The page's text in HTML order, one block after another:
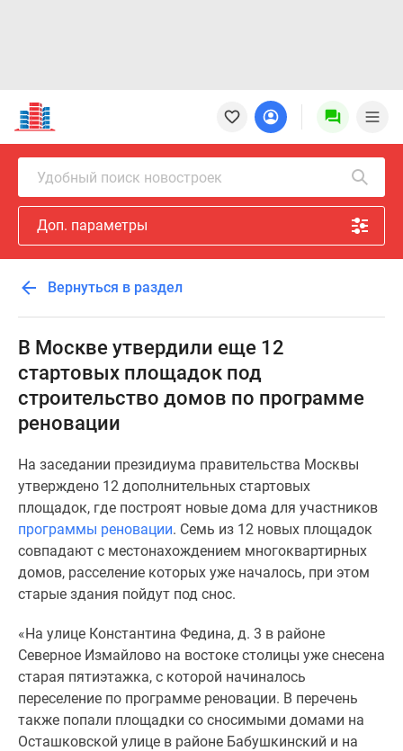
Новостройки
Квартиры
Ипотека
Новостройки
Москвы
Новостройки
Подмосковья
Новостройки
Москвы
Готовые
новостройки
Новостройки
карте
Специальные
Коммерческие
помещения
Продавцы
застройщики
Панорамы
новостроек
новостроек
Экспертиза
новостроек
Экология
Москвы
Удобный поиск новостроек
Доп. параметры
Вернуться в раздел
В Москве утвердили еще 12
стартовых площадок под
строительство домов по программе
реновации
На заседании президиума правительства Москвы
утверждено 12 дополнительных стартовых
площадок, где построят новые дома для участников
программы реновации. Семь из 12 новых площадок
совпадают с местонахождением многоквартирных
домов, расселение которых уже началось, при этом
старые здания пойдут под снос.
«На улице Константина Федина, д. 3 в районе
Северное Измайлово на востоке столицы уже снесена
старая пятиэтажка, с которой начиналось
переселение по программе реновации. В перечень
также попали площадки со сносимыми домами на
Осташковской улице в районе Бабушкинский и на